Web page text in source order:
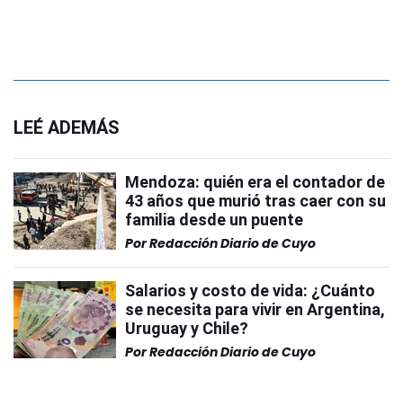
LEÉ ADEMÁS
Mendoza: quién era el contador de
43 años que murió tras caer con su
familia desde un puente
PorRedacción Diario de Cuyo
Salarios y costo de vida: ¿Cuánto
se necesita para vivir en Argentina,
Uruguay y Chile?
PorRedacción Diario de Cuyo